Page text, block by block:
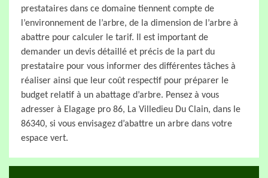
prestataires dans ce domaine tiennent compte de
l’environnement de l’arbre, de la dimension de l’arbre à
abattre pour calculer le tarif. Il est important de
demander un devis détaillé et précis de la part du
prestataire pour vous informer des différentes tâches à
réaliser ainsi que leur coût respectif pour préparer le
budget relatif à un abattage d’arbre. Pensez à vous
adresser à Elagage pro 86, La Villedieu Du Clain, dans le
86340, si vous envisagez d’abattre un arbre dans votre
espace vert.